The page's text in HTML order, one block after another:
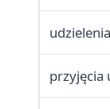
przyjęcia